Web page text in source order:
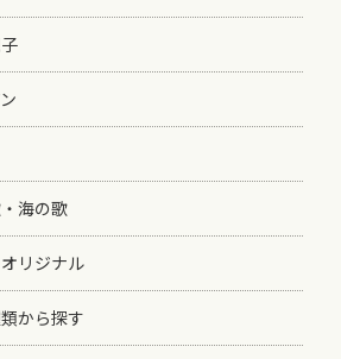
海の歌
リジナル
から探す